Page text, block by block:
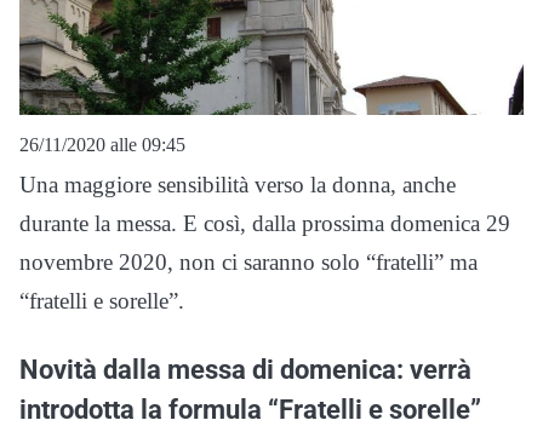
26/11/2020 alle 09:45
Una maggiore sensibilità verso la donna, anche
durante la messa. E così, dalla prossima domenica 29
novembre 2020, non ci saranno solo “fratelli” ma
“fratelli e sorelle”.
Novità dalla messa di domenica: verrà
introdotta la formula “Fratelli e sorelle”